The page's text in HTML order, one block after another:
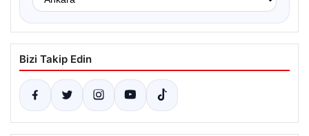
Bizi Takip Edin